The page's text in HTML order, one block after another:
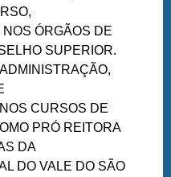
ÓRGÃOS DE
SUPERIOR.
CURSOS DE
PRÓ REITORA
DA
DO VALE DO SÃO